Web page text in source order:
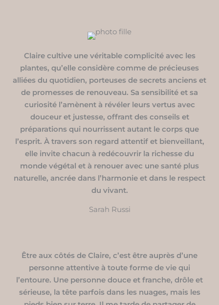
Claire cultive une véritable complicité avec les
plantes, qu’elle considère comme de précieuses
alliées du quotidien, porteuses de secrets anciens et
de promesses de renouveau. Sa sensibilité et sa
curiosité l’amènent à révéler leurs vertus avec
douceur et justesse, offrant des conseils et
préparations qui nourrissent autant le corps que
l’esprit. À travers son regard attentif et bienveillant,
elle invite chacun à redécouvrir la richesse du
monde végétal et à renouer avec une santé plus
naturelle, ancrée dans l’harmonie et dans le respect
du vivant.
Sarah Russi
Être aux côtés de Claire, c’est être auprès d’une
personne attentive à toute forme de vie qui
l’entoure. Une personne douce et franche, drôle et
sérieuse, la tête parfois dans les nuages, mais les